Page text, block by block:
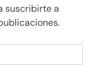
suscribirte a